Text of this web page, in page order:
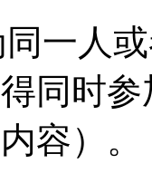
一人
同时
容）。